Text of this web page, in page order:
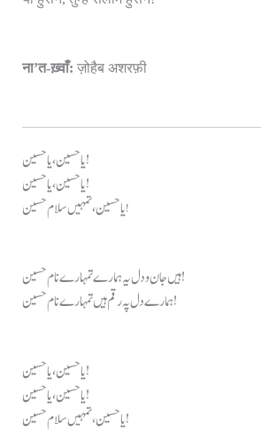
ना’त-ख़्वाँ: ज़ोहैब अशरफ़ी
یا حسین، یا حسین!
یا حسین، یا حسین!
یا حسین، تمہیں سلام حسین!
ہیں جان و دل یہ ہمارے تمہارے نام حسین!
ہمارے دل پہ رقم ہیں تمہارے نام حسین!
یا حسین، یا حسین!
یا حسین، یا حسین!
یا حسین، تمہیں سلام حسین!